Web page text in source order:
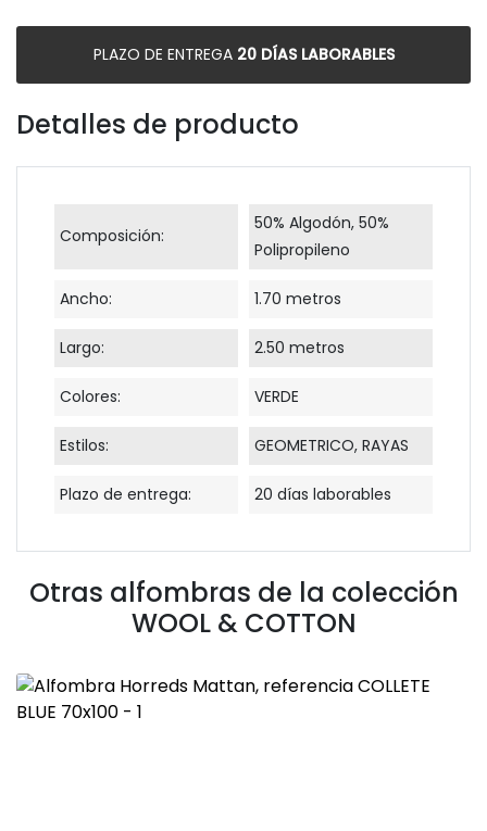
PLAZO DE ENTREGA 20 DÍAS LABORABLES
Detalles de producto
Composición:
50% Algodón, 50%
Polipropileno
Ancho: 1.70 metros
Largo: 2.50 metros
Colores: VERDE
Estilos: GEOMETRICO, RAYAS
Plazo de entrega: 20 días laborables
Otras alfombras de la colección
WOOL & COTTON